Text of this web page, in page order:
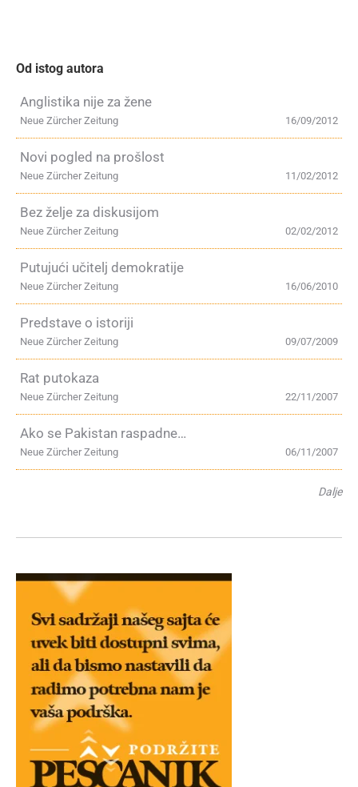
Od istog autora
Anglistika nije za žene
16/09/2012
Neue Zürcher Zeitung
Novi pogled na prošlost
11/02/2012
Neue Zürcher Zeitung
Bez želje za diskusijom
02/02/2012
Neue Zürcher Zeitung
Putujući učitelj demokratije
16/06/2010
Neue Zürcher Zeitung
Predstave o istoriji
09/07/2009
Neue Zürcher Zeitung
Rat putokaza
22/11/2007
Neue Zürcher Zeitung
Ako se Pakistan raspadne…
06/11/2007
Neue Zürcher Zeitung
Dalje